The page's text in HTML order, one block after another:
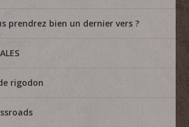
prendrez bien un dernier vers ?
rigodon